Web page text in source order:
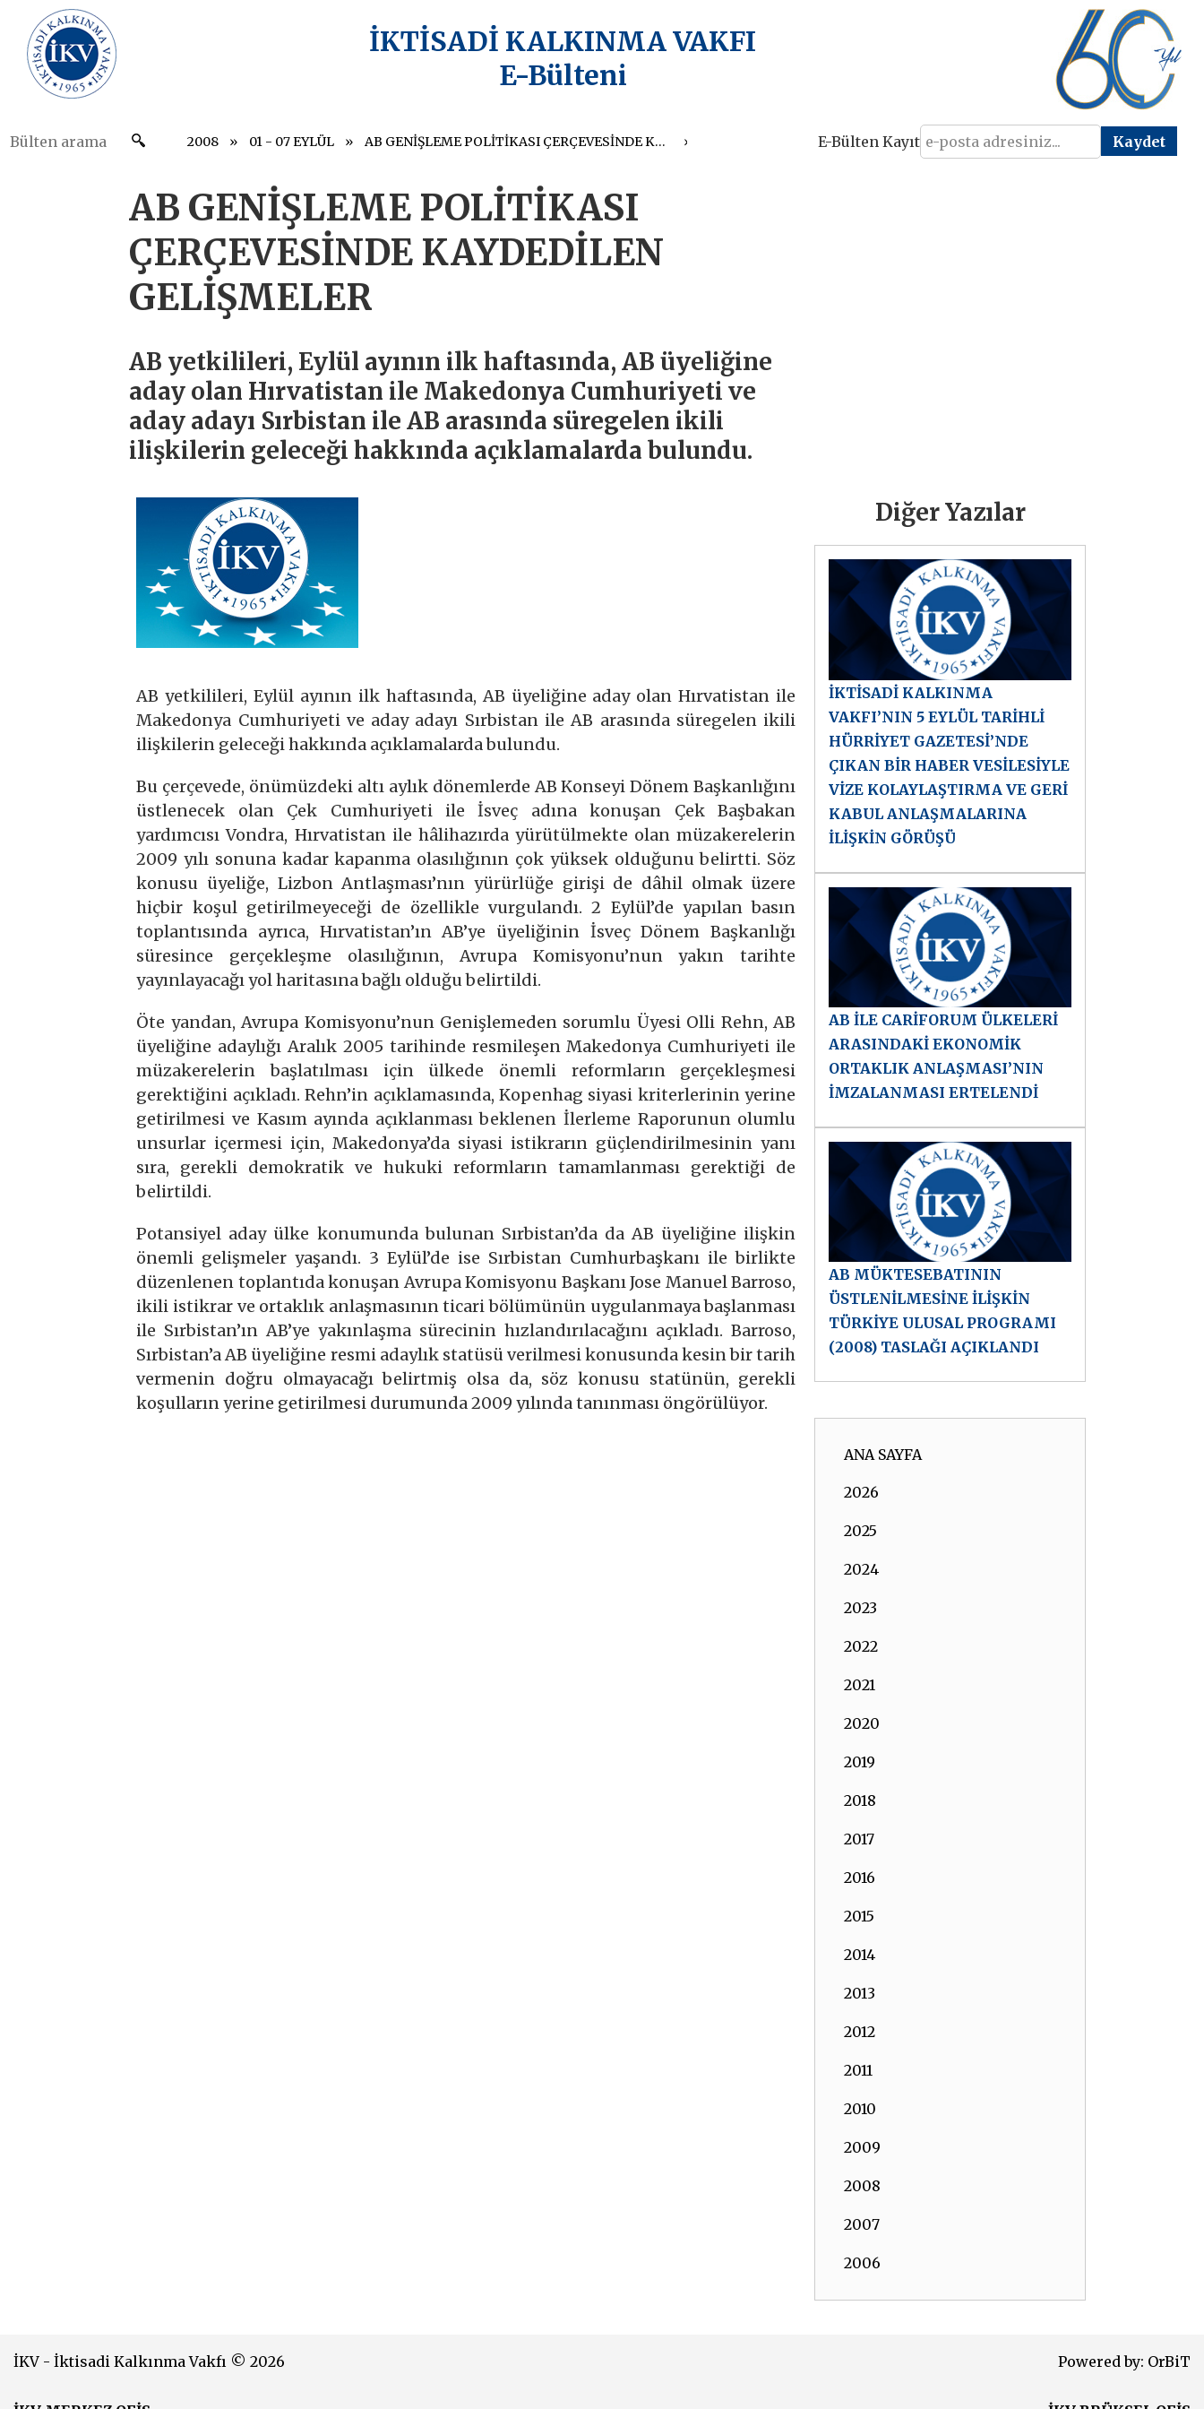
İKTİSADİ KALKINMA VAKFI
E-Bülteni
2008 01 - 07 EYLÜL AB GENİŞLEME POLİTİKASI ÇERÇEVESİNDE KAYDEDİLEN GELİŞMELER E-Bülten Kayıt
AB GENİŞLEME POLİTİKASI
ÇERÇEVESİNDE KAYDEDİLEN
GELİŞMELER
AB yetkilileri, Eylül ayının ilk haftasında, AB üyeliğine
aday olan Hırvatistan ile Makedonya Cumhuriyeti ve
aday adayı Sırbistan ile AB arasında süregelen ikili
ilişkilerin geleceği hakkında açıklamalarda bulundu.
AB yetkilileri, Eylül ayının ilk haftasında, AB üyeliğine aday olan Hırvatistan ile
Makedonya Cumhuriyeti ve aday adayı Sırbistan ile AB arasında süregelen ikili
ilişkilerin geleceği hakkında açıklamalarda bulundu.
Bu çerçevede, önümüzdeki altı aylık dönemlerde AB Konseyi Dönem Başkanlığını
üstlenecek olan Çek Cumhuriyeti ile İsveç adına konuşan Çek Başbakan
yardımcısı Vondra, Hırvatistan ile hâlihazırda yürütülmekte olan müzakerelerin
2009 yılı sonuna kadar kapanma olasılığının çok yüksek olduğunu belirtti. Söz
konusu üyeliğe, Lizbon Antlaşması’nın yürürlüğe girişi de dâhil olmak üzere
hiçbir koşul getirilmeyeceği de özellikle vurgulandı. 2 Eylül’de yapılan basın
toplantısında ayrıca, Hırvatistan’ın AB’ye üyeliğinin İsveç Dönem Başkanlığı
süresince gerçekleşme olasılığının, Avrupa Komisyonu’nun yakın tarihte
yayınlayacağı yol haritasına bağlı olduğu belirtildi.
Öte yandan, Avrupa Komisyonu’nun Genişlemeden sorumlu Üyesi Olli Rehn, AB
üyeliğine adaylığı Aralık 2005 tarihinde resmileşen Makedonya Cumhuriyeti ile
müzakerelerin başlatılması için ülkede önemli reformların gerçekleşmesi
gerektiğini açıkladı. Rehn’in açıklamasında, Kopenhag siyasi kriterlerinin yerine
getirilmesi ve Kasım ayında açıklanması beklenen İlerleme Raporunun olumlu
unsurlar içermesi için, Makedonya’da siyasi istikrarın güçlendirilmesinin yanı
sıra, gerekli demokratik ve hukuki reformların tamamlanması gerektiği de
belirtildi.
Potansiyel aday ülke konumunda bulunan Sırbistan’da da AB üyeliğine ilişkin
önemli gelişmeler yaşandı. 3 Eylül’de ise Sırbistan Cumhurbaşkanı ile birlikte
düzenlenen toplantıda konuşan Avrupa Komisyonu Başkanı Jose Manuel Barroso,
ikili istikrar ve ortaklık anlaşmasının ticari bölümünün uygulanmaya başlanması
ile Sırbistan’ın AB’ye yakınlaşma sürecinin hızlandırılacağını açıkladı. Barroso,
Sırbistan’a AB üyeliğine resmi adaylık statüsü verilmesi konusunda kesin bir tarih
vermenin doğru olmayacağı belirtmiş olsa da, söz konusu statünün, gerekli
koşulların yerine getirilmesi durumunda 2009 yılında tanınması öngörülüyor.
Diğer Yazılar
İKTİSADİ KALKINMA
VAKFI’NIN 5 EYLÜL TARİHLİ
HÜRRİYET GAZETESİ’NDE
ÇIKAN BİR HABER VESİLESİYLE
VİZE KOLAYLAŞTIRMA VE GERİ
KABUL ANLAŞMALARINA
İLİŞKİN GÖRÜŞÜ
AB İLE CARİFORUM ÜLKELERİ
ARASINDAKİ EKONOMİK
ORTAKLIK ANLAŞMASI’NIN
İMZALANMASI ERTELENDİ
AB MÜKTESEBATININ
ÜSTLENİLMESİNE İLİŞKİN
TÜRKİYE ULUSAL PROGRAMI
(2008) TASLAĞI AÇIKLANDI
ANA SAYFA
2026
2025
2024
2023
2022
2021
2020
2019
2018
2017
2016
2015
2014
2013
2012
2011
2010
2009
2008
2007
2006
İKV - İktisadi Kalkınma Vakfı © 2026 Powered by: OrBiT